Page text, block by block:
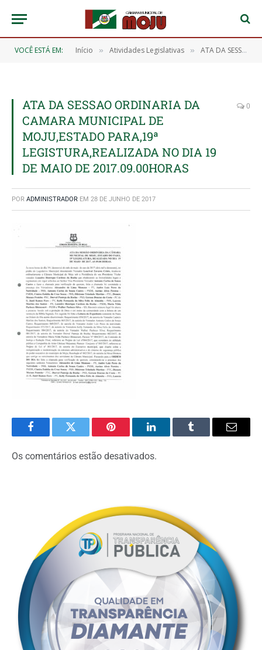
VOCÊ ESTÁ EM: Início » Atividades Legislativas » ATA DA SESSÃO ORDINÁRIA DA CÂMARA MUNICIPAL DE MOJU. 19ª LEGISLATURA. REALIZADA NO DIA 19 DE MAIO DE 2017
ATA DA SESSAO ORDINARIA DA
CAMARA MUNICIPAL DE
MOJU,ESTADO PARA,19ª
LEGISTURA,REALIZADA NO DIA 19
DE MAIO DE 2017.09.00HORAS
0
POR ADMINISTRADOR EM 28 DE JUNHO DE 2017
FacebookTwitter Pinterest O
LinkedIn
Tumblr
E-
Os comentários estão desativados.